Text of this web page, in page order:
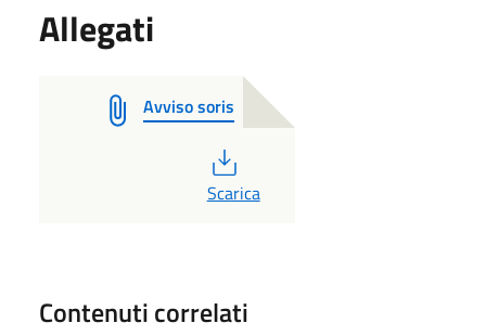
Allegati
Avviso soris
PDF
Scarica
Contenuti correlati